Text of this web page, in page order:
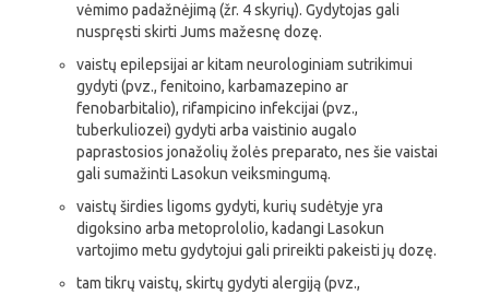
vėmimo padažnėjimą (žr. 4 skyrių). Gydytojas gali
nuspręsti skirti Jums mažesnę dozę.
vaistų epilepsijai ar kitam neurologiniam sutrikimui
gydyti (pvz., fenitoino, karbamazepino ar
fenobarbitalio), rifampicino infekcijai (pvz.,
tuberkuliozei) gydyti arba vaistinio augalo
paprastosios jonažolių žolės preparato, nes šie vaistai
gali sumažinti Lasokun veiksmingumą.
vaistų širdies ligoms gydyti, kurių sudėtyje yra
digoksino arba metoprololio, kadangi Lasokun
vartojimo metu gydytojui gali prireikti pakeisti jų dozę.
tam tikrų vaistų, skirtų gydyti alergiją (pvz.,